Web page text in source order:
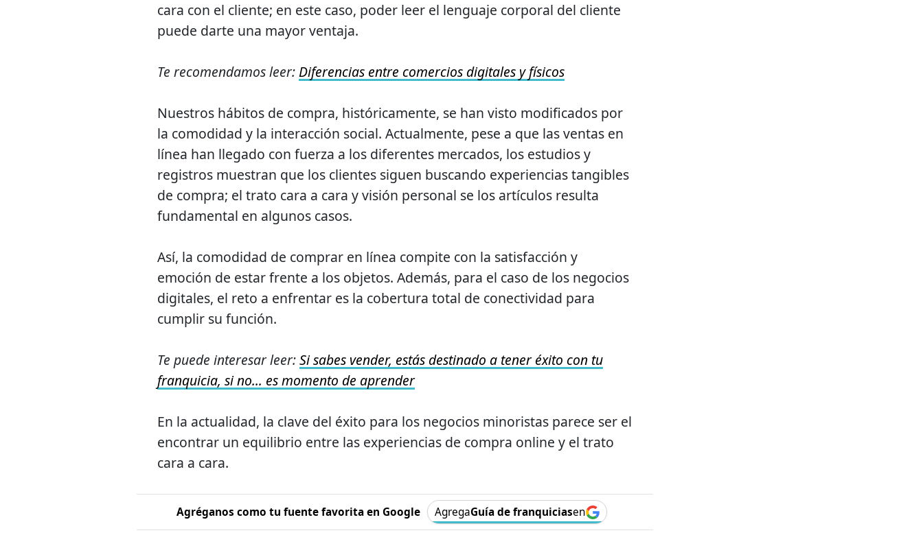
cara con el cliente; en este caso, poder leer el lenguaje corporal del cliente
puede darte una mayor ventaja.
Te recomendamos leer:Diferencias entre comercios digitales y físicos
Nuestros hábitos de compra, históricamente, se han visto modificados por
la comodidad y la interacción social. Actualmente, pese a que las ventas en
línea han llegado con fuerza a los diferentes mercados, los estudios y
registros muestran que los clientes siguen buscando experiencias tangibles
de compra; el trato cara a cara y visión personal se los artículos resulta
fundamental en algunos casos.
Así, la comodidad de comprar en línea compite con la satisfacción y
emoción de estar frente a los objetos. Además, para el caso de los negocios
digitales, el reto a enfrentar es la cobertura total de conectividad para
cumplir su función.
Te puede interesar leer:Si sabes vender, estás destinado a tener éxito con tu
franquicia, si no… es momento de aprender
En la actualidad, la clave del éxito para los negocios minoristas parece ser el
encontrar un equilibrio entre las experiencias de compra online y el trato
cara a cara.
Agréganos como tu fuente favorita en Google AgregaGuía de franquiciasen